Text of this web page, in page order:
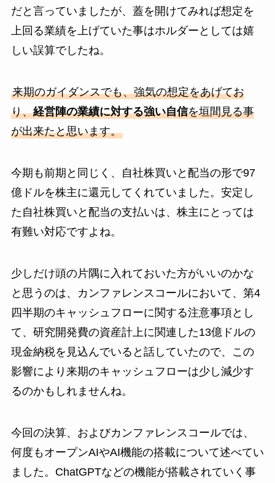
だと言っていましたが、蓋を開けてみれば想定を
上回る業績を上げていた事はホルダーとしては嬉
しい誤算でしたね。
来期のガイダンスでも、強気の想定をあげてお
り、経営陣の業績に対する強い自信を垣間見る事
が出来たと思います。
今期も前期と同じく、自社株買いと配当の形で97
億ドルを株主に還元してくれていました。安定し
た自社株買いと配当の支払いは、株主にとっては
有難い対応ですよね。
少しだけ頭の片隅に入れておいた方がいいのかな
と思うのは、カンファレンスコールにおいて、第4
四半期のキャッシュフローに関する注意事項とし
て、研究開発費の資産計上に関連した13億ドルの
現金納税を見込んでいると話していたので、この
影響により来期のキャッシュフローは少し減少す
るのかもしれませんね。
今回の決算、およびカンファレンスコールでは、
何度もオープンAIやAI機能の搭載について述べてい
ました。ChatGPTなどの機能が搭載されていく事